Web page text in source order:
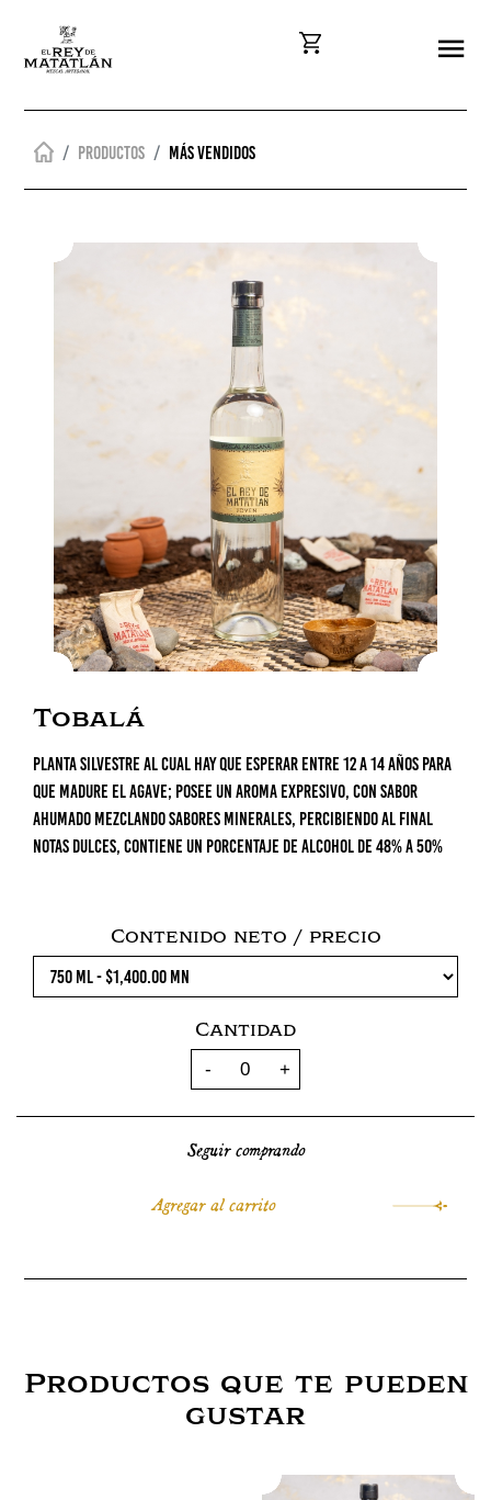
Productos Más vendidos
Tobalá
Planta silvestre al cual hay que esperar entre 12 a 14 años para
que madure el agave; posee un aroma expresivo, con sabor
ahumado mezclando sabores minerales, percibiendo al final
notas dulces, contiene un porcentaje de alcohol de 48% a 50%
Contenido neto / precio
Cantidad
Seguir comprando
Productos que te pueden
gustar